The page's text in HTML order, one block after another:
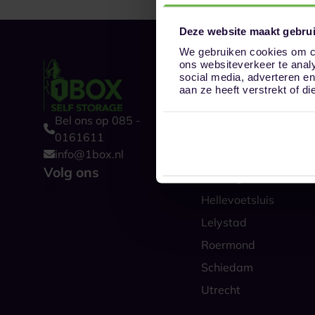
Deze website maakt
We gebruiken cookies om
ons websiteverkeer te
social media, adverteren
aan ze heeft verstrekt of
Bel ons op 085 -
0161611
info@1box.nl
Volg ons
Onze
Alkmaar
Hellevoetsluis
Lelystad
Roermond
Schiedam
Utrecht